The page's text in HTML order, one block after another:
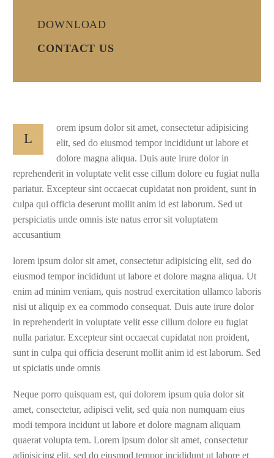
DOWNLOAD
CONTACT US
L
orem ipsum dolor sit amet, consectetur adipisicing
elit, sed do eiusmod tempor incididunt ut labore et
dolore magna aliqua. Duis aute irure dolor in
reprehenderit in voluptate velit esse cillum dolore eu fugiat nulla
pariatur. Excepteur sint occaecat cupidatat non proident, sunt in
culpa qui officia deserunt mollit anim id est laborum. Sed ut
perspiciatis unde omnis iste natus error sit voluptatem
accusantium
lorem ipsum dolor sit amet, consectetur adipisicing elit, sed do
eiusmod tempor incididunt ut labore et dolore magna aliqua. Ut
enim ad minim veniam, quis nostrud exercitation ullamco laboris
nisi ut aliquip ex ea commodo consequat. Duis aute irure dolor
in reprehenderit in voluptate velit esse cillum dolore eu fugiat
nulla pariatur. Excepteur sint occaecat cupidatat non proident,
sunt in culpa qui officia deserunt mollit anim id est laborum. Sed
ut spiciatis unde omnis
Neque porro quisquam est, qui dolorem ipsum quia dolor sit
amet, consectetur, adipisci velit, sed quia non numquam eius
modi tempora incidunt ut labore et dolore magnam aliquam
quaerat volupta tem. Lorem ipsum dolor sit amet, consectetur
adipisicing elit, sed do eiusmod tempor incididunt ut labore et